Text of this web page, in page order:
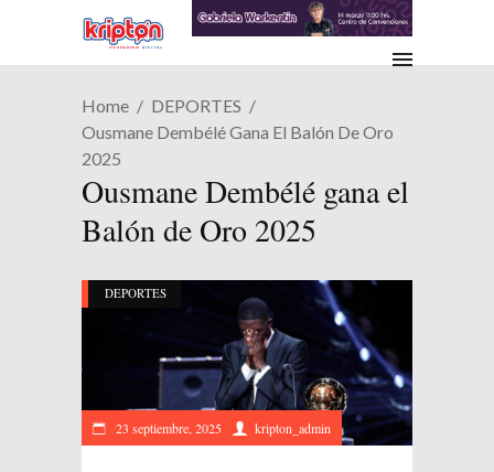
Home
DEPORTES
Ousmane Dembélé Gana El Balón De Oro
2025
Ousmane Dembélé gana el
Balón de Oro 2025
DEPORTES
23 septiembre, 2025 kripton_admin